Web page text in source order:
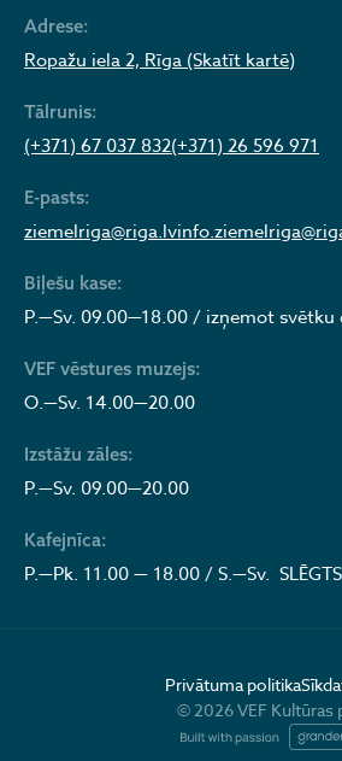
Adrese:
Ropažu iela 2, Rīga (Skatīt kartē)
Tālrunis:
(+371) 67 037 832(+371) 26 596 971
E-pasts:
ziemelriga@riga.lv
Biļešu kase:
P.—Sv. 09.00—18.00 / izņemot svētku
VEF vēstures muzejs:
O.—Sv. 14.00—20.00
Izstāžu zāles:
P.—Sv. 09.00—20.00
Kafejnīca:
P.—Pk. 11.00 — 18.00 / S.—Sv. SLĒGTS
Privātuma politika
© 2026 VEF Kultūras